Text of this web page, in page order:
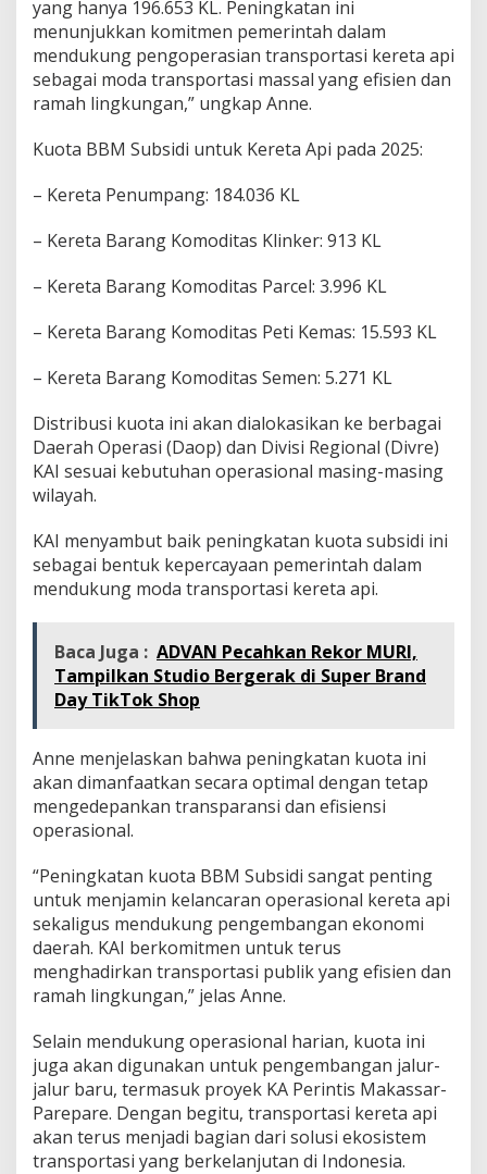
yang hanya 196.653 KL. Peningkatan ini
menunjukkan komitmen pemerintah dalam
mendukung pengoperasian transportasi kereta api
sebagai moda transportasi massal yang efisien dan
ramah lingkungan,” ungkap Anne.
Kuota BBM Subsidi untuk Kereta Api pada 2025:
– Kereta Penumpang: 184.036 KL
– Kereta Barang Komoditas Klinker: 913 KL
– Kereta Barang Komoditas Parcel: 3.996 KL
– Kereta Barang Komoditas Peti Kemas: 15.593 KL
– Kereta Barang Komoditas Semen: 5.271 KL
Distribusi kuota ini akan dialokasikan ke berbagai
Daerah Operasi (Daop) dan Divisi Regional (Divre)
KAI sesuai kebutuhan operasional masing-masing
wilayah.
KAI menyambut baik peningkatan kuota subsidi ini
sebagai bentuk kepercayaan pemerintah dalam
mendukung moda transportasi kereta api.
Baca Juga : ADVAN Pecahkan Rekor MURI,
Tampilkan Studio Bergerak di Super Brand
Day TikTok Shop
Anne menjelaskan bahwa peningkatan kuota ini
akan dimanfaatkan secara optimal dengan tetap
mengedepankan transparansi dan efisiensi
operasional.
“Peningkatan kuota BBM Subsidi sangat penting
untuk menjamin kelancaran operasional kereta api
sekaligus mendukung pengembangan ekonomi
daerah. KAI berkomitmen untuk terus
menghadirkan transportasi publik yang efisien dan
ramah lingkungan,” jelas Anne.
Selain mendukung operasional harian, kuota ini
juga akan digunakan untuk pengembangan jalur-
jalur baru, termasuk proyek KA Perintis Makassar-
Parepare. Dengan begitu, transportasi kereta api
akan terus menjadi bagian dari solusi ekosistem
transportasi yang berkelanjutan di Indonesia.